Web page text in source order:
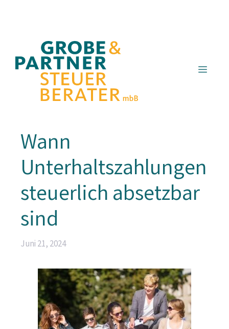
Menü
Wann
Unterhaltszahlungen
steuerlich absetzbar
sind
Juni 21, 2024